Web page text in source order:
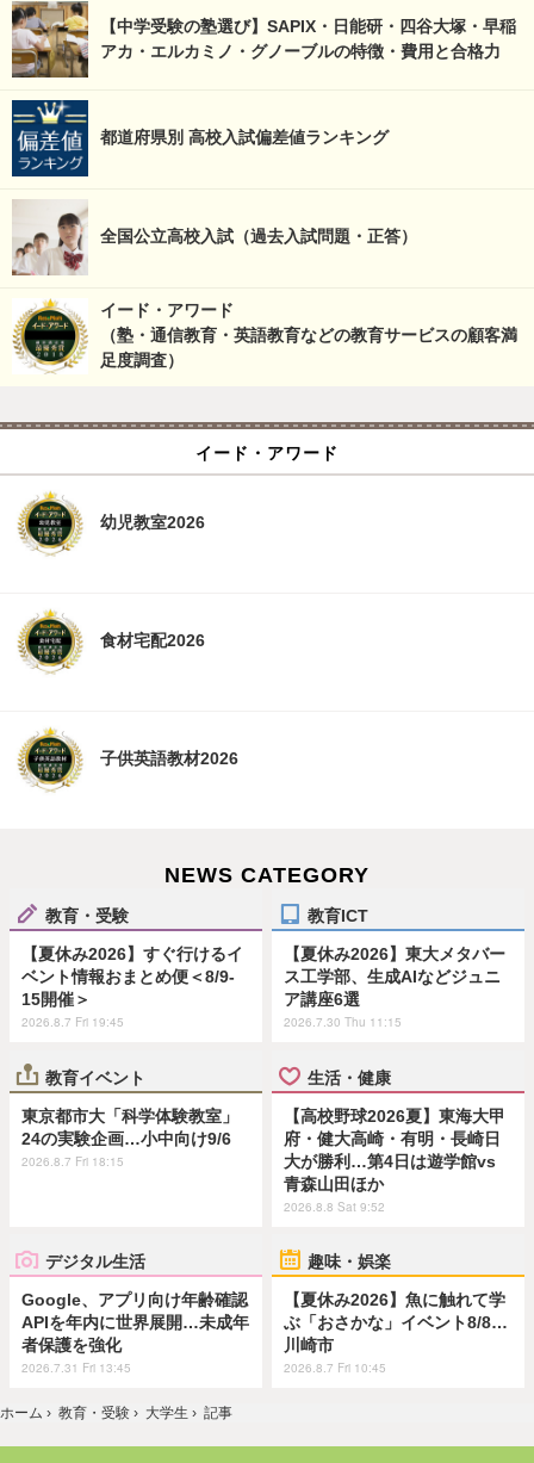
【中学受験の塾選び】SAPIX・日能研・四谷大塚・早稲
アカ・エルカミノ・グノーブルの特徴・費用と合格力
都道府県別 高校入試偏差値ランキング
全国公立高校入試（過去入試問題・正答）
イード・アワード
（塾・通信教育・英語教育などの教育サービスの顧客満
足度調査）
イード・アワード
幼児教室2026
食材宅配2026
子供英語教材2026
NEWS CATEGORY
教育・受験
【夏休み2026】すぐ行けるイ
ベント情報おまとめ便＜8/9-
15開催＞
2026.8.7 Fri 19:45
教育ICT
【夏休み2026】東大メタバー
ス工学部、生成AIなどジュニ
ア講座6選
2026.7.30 Thu 11:15
教育イベント
東京都市大「科学体験教室」
24の実験企画…小中向け9/6
2026.8.7 Fri 18:15
生活・健康
【高校野球2026夏】東海大甲
府・健大高崎・有明・長崎日
大が勝利…第4日は遊学館vs
青森山田ほか
2026.8.8 Sat 9:52
デジタル生活
Google、アプリ向け年齢確認
APIを年内に世界展開…未成年
者保護を強化
2026.7.31 Fri 13:45
趣味・娯楽
【夏休み2026】魚に触れて学
ぶ「おさかな」イベント8/8…
川崎市
2026.8.7 Fri 10:45
ホーム › 教育・受験 › 大学生 › 記事